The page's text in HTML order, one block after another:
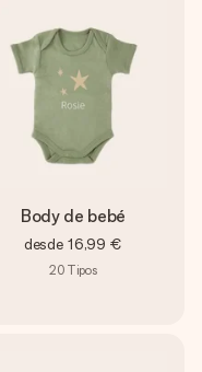
Body de bebé
desde 16,99 €
20 Tipos